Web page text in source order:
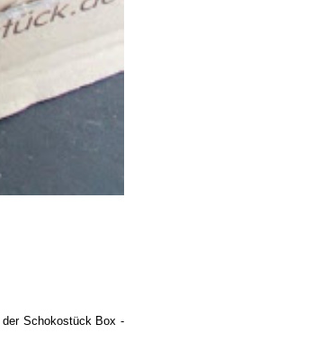
Schokostück Box -